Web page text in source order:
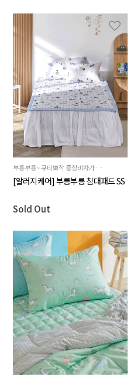
부릉부릉~ 큐티뽀작 중장비차가 달콤한 사탕을 싣고 총출동 했어요. 탈 것을 좋아하는 아이의 상상력은 UP, 즐거운 꿈을 선물하세요
[알러지케어] 부릉부릉 침대패드 SS
Sold Out